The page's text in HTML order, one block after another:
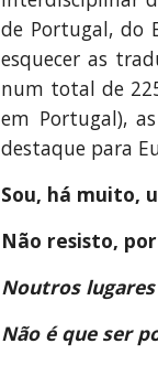
de Portugal, do
esquecer as
num total de
em Portugal),
destaque para
Sou, há muito,
Não resisto,
Noutros lugares
Não é que ser